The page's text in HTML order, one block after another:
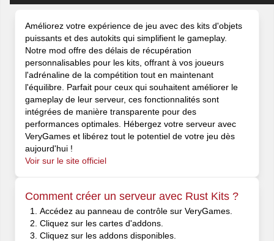
Améliorez votre expérience de jeu avec des kits d'objets
puissants et des autokits qui simplifient le gameplay.
Notre mod offre des délais de récupération
personnalisables pour les kits, offrant à vos joueurs
l'adrénaline de la compétition tout en maintenant
l'équilibre. Parfait pour ceux qui souhaitent améliorer le
gameplay de leur serveur, ces fonctionnalités sont
intégrées de manière transparente pour des
performances optimales. Hébergez votre serveur avec
VeryGames et libérez tout le potentiel de votre jeu dès
aujourd'hui !
Voir sur le site officiel
Comment créer un serveur avec Rust Kits ?
Accédez au panneau de contrôle sur VeryGames.
Cliquez sur les cartes d'addons.
Cliquez sur les addons disponibles.